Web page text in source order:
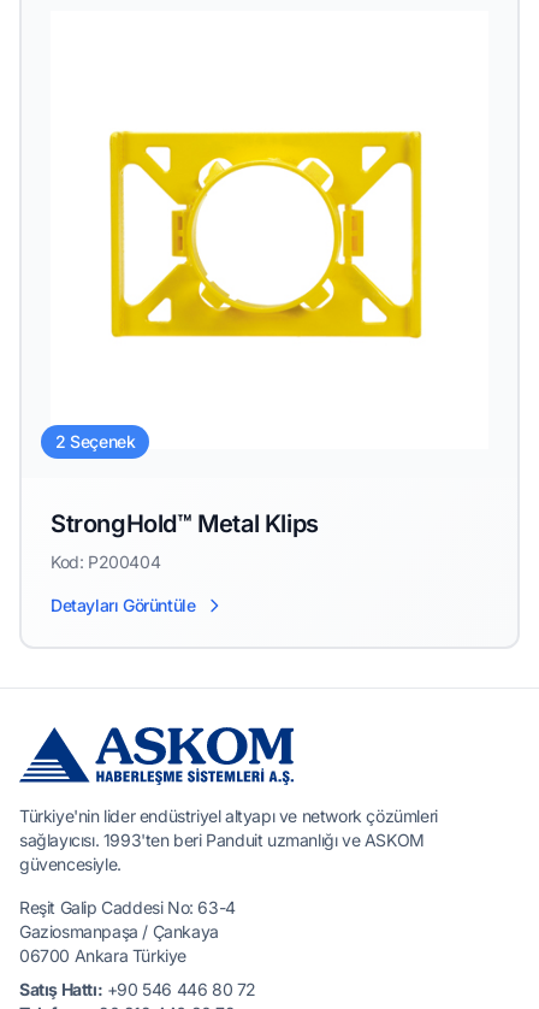
2 Seçenek
StrongHold™ Metal Klips
Kod: P200404
Detayları Görüntüle
Türkiye'nin lider endüstriyel altyapı ve network çözümleri
sağlayıcısı. 1993'ten beri Panduit uzmanlığı ve ASKOM
güvencesiyle.
Reşit Galip Caddesi No: 63-4
Gaziosmanpaşa / Çankaya
06700 Ankara Türkiye
Satış Hattı: +90 546 446 80 72